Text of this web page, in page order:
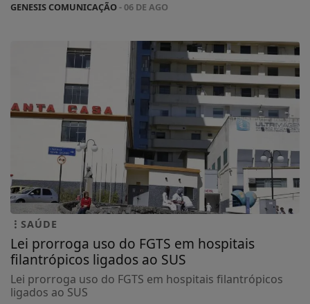
GENESIS COMUNICAÇÃO- 06 DE AGO
SAÚDE
Lei prorroga uso do FGTS em hospitais
filantrópicos ligados ao SUS
Lei prorroga uso do FGTS em hospitais filantrópicos
ligados ao SUS